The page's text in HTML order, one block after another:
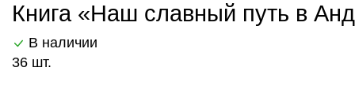
Книга «Наш славный путь в
В наличии
36 шт.